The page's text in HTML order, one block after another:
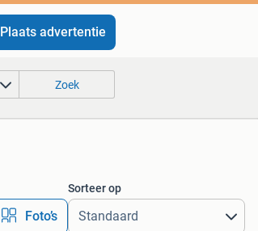
Plaats advertentie
Zoek
Foto’s
Sorteer op